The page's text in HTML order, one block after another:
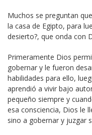
Muchos se preguntan
la casa de Egipto, para
desierto?, que onda con
Primeramente Dios
gobernar y le fueron
habilidades para ello,
aprendió a vivir bajo
pequeño siempre y
esa consciencia, Dios le
sino a gobernar y juzgar